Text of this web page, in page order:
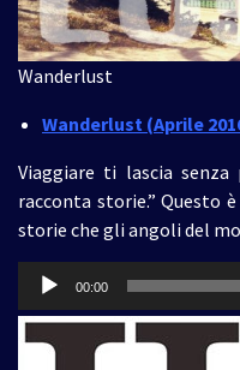
Wanderlust
Wanderlust (Aprile
Viaggiare ti lascia
racconta storie.” Questo
storie che gli angoli del
Audio
00:00